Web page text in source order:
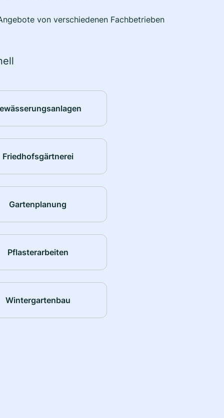
von verschiedenen Fachbetrieben
Friedhofsgärtnerei
Gartenplanung
Pflasterarbeiten
Wintergartenbau